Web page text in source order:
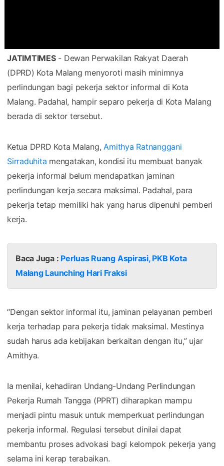
JATIMTIMES- Dewan Perwakilan Rakyat Daerah
(DPRD) Kota Malang menyoroti masih minimnya
perlindungan bagi pekerja sektor informal di Kota
Malang. Padahal, hampir separo pekerja di Kota Malang
berada di sektor tersebut.
Ketua DPRD Kota Malang, Amithya Ratnanggani
Sirraduhita mengatakan, kondisi itu membuat banyak
pekerja informal belum mendapatkan jaminan
perlindungan kerja secara maksimal. Padahal, para
pekerja tetap memiliki hak yang harus dipenuhi pemberi
kerja.
Baca Juga : Perluas Ruang Aspirasi, PKB Kota
Malang Launching Hari Fraksi
“Dengan sektor informal itu, jaminan pelayanan pemberi
kerja terhadap para pekerja tidak maksimal. Mestinya
sudah harus ada kebijakan berkaitan dengan itu,” ujar
Amithya.
Ia menilai, kehadiran Undang-Undang Perlindungan
Pekerja Rumah Tangga (PPRT) diharapkan mampu
menjadi pintu masuk untuk memperkuat perlindungan
pekerja informal. Regulasi tersebut dinilai dapat
membantu proses advokasi bagi kelompok pekerja yang
selama ini kerap terabaikan.